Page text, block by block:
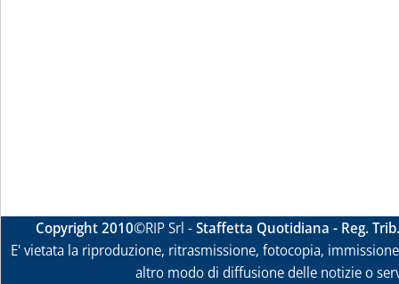
Copyright 2010©RIP Srl -Staffetta Quotidiana - Reg.
E' vietata la riproduzione, ritrasmissione, fotocopia,
altro modo di diffusione delle notizie o